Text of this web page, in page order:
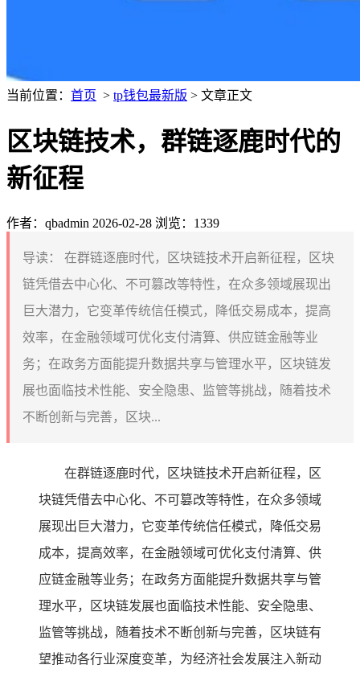
当前位置： 首页 > tp钱包最新版 > 文章正文
区块链技术，群链逐鹿时代的
新征程
作者：qbadmin 2026-02-28 浏览：1339
导读：
在群链逐鹿时代，区块链技术开启新征程，区块
链凭借去中心化、不可篡改等特性，在众多领域展现出
巨大潜力，它变革传统信任模式，降低交易成本，提高
效率，在金融领域可优化支付清算、供应链金融等业
务；在政务方面能提升数据共享与管理水平，区块链发
展也面临技术性能、安全隐患、监管等挑战，随着技术
不断创新与完善，区块...
在群链逐鹿时代，区块链技术开启新征程，区
块链凭借去中心化、不可篡改等特性，在众多领域
展现出巨大潜力，它变革传统信任模式，降低交易
成本，提高效率，在金融领域可优化支付清算、供
应链金融等业务；在政务方面能提升数据共享与管
理水平，区块链发展也面临技术性能、安全隐患、
监管等挑战，随着技术不断创新与完善，区块链有
望推动各行业深度变革，为经济社会发展注入新动